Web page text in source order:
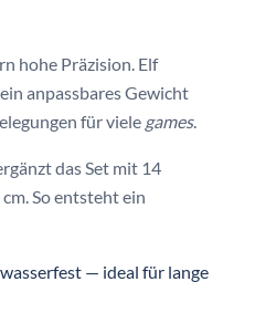
hohe Präzision. Elf
anpassbares Gewicht
für viele games.
das Set mit 14
So entsteht ein
— ideal für lange